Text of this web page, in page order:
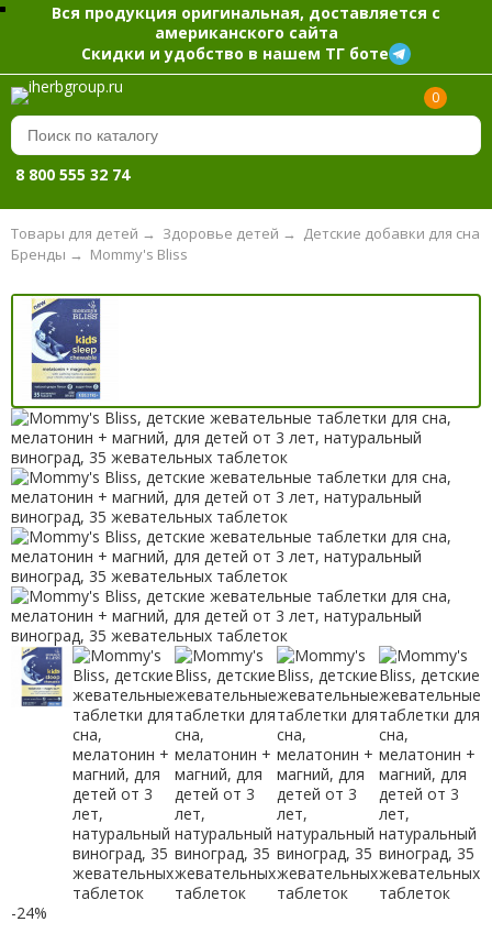
Вся продукция оригинальная, доставляется с
американского сайта
Скидки и удобство в нашем ТГ боте
0
8 800 555 32 74
Товары для детей → Здоровье детей → Детские добавки для сна
Mommy's Bliss
Бренды →
-24%